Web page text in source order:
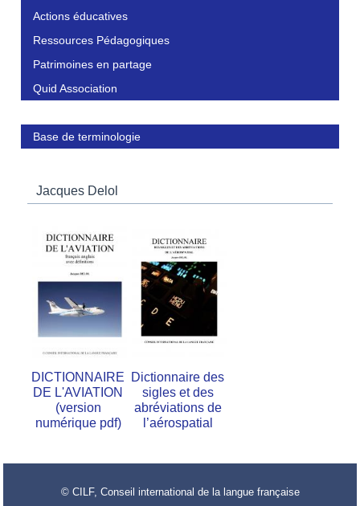
Actions éducatives
Ressources Pédagogiques
Patrimoines en partage
Quid Association
Base de terminologie
Jacques Delol
DICTIONNAIRE
DE L'AVIATION
(version
numérique pdf)
Dictionnaire des
sigles et des
abréviations de
l’aérospatial
© CILF, Conseil international de la langue française